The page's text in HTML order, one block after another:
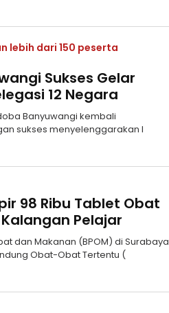
lebih dari 150 peserta
Sukses Gelar
12 Negara
Banyuwangi kembali
sukses menyelenggarakan I
98 Ribu Tablet Obat
Pelajar
dan Makanan (BPOM) di Surabaya
Obat-Obat Tertentu (